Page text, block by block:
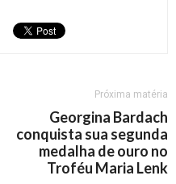
Próxima matéria
Georgina Bardach
conquista sua segunda
medalha de ouro no
Troféu Maria Lenk